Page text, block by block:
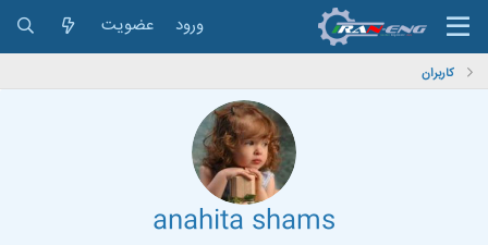
ورود عضویت
کاربران
anahita shams